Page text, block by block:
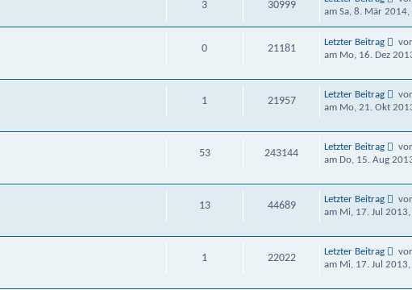
3 30999
am Sa, 8. Mär 2014,
0 21181
Letzter Beitrag
am Mo, 16. Dez
1 21957
Letzter Beitrag
am Mo, 21. Okt
53 243144
Letzter Beitrag
am Do, 15. Aug
13 44689
Letzter Beitrag
am Mi, 17. Jul
1 22022
Letzter Beitrag
am Mi, 17. Jul